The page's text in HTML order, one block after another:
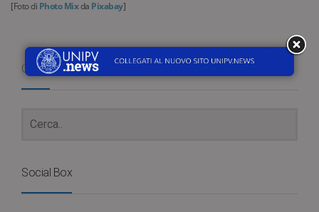
[Foto di Photo Mixda Pixabay]
Cerca
Social Box